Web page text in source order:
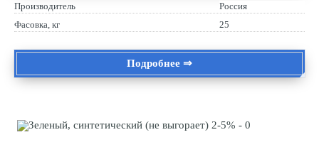
Производитель
Россия
Фасовка, кг
25
Подробнее ⇒